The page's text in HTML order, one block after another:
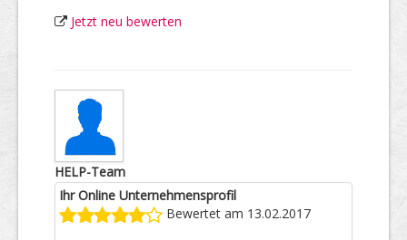
Jetzt neu bewerten
HELP-Team
Ihr Online Unternehmensprofil
Bewertet am 13.02.2017